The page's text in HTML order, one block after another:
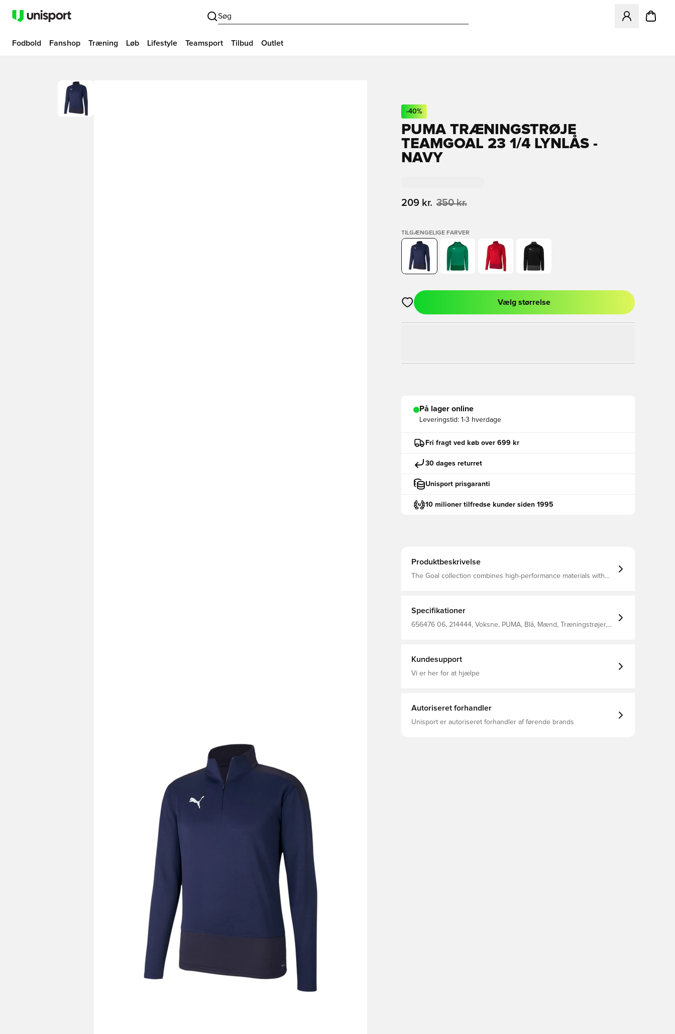
Søg
Åbner en
Fodbold Fanshop Træning Løb Lifestyle Teamsport Tilbud Outlet
-40%
PUMA TRÆNINGSTRØJE
TEAMGOAL 23 1/4 LYNLÅS -
NAVY
209 kr. 350 kr.
TILGÆNGELIGE FARVER
Åbner en Modal til at logge ind eller tilmelde dig som medlem
Vælg størrelse
På lager online
Leveringstid: 1-3 hverdage
Fri fragt ved køb over 699 kr
30 dages returret
Unisport prisgaranti
10 milioner tilfredse kunder siden 1995
Produktbeskrivelse
The Goal collection combines high-performance materials with
Specifikationer
656476 06, 214444, Voksne, PUMA, Blå, Mænd, Træningstrøjer,
Kundesupport
Vi er her for at hjælpe
Autoriseret forhandler
Unisport er autoriseret forhandler af førende brands